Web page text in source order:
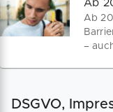
Ab
–
DSGVO,